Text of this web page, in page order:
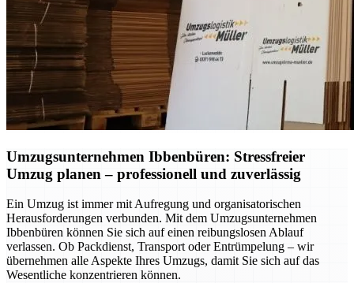
Umzugsunternehmen Ibbenbüren: Stressfreier
Umzug planen – professionell und zuverlässig
Ein Umzug ist immer mit Aufregung und organisatorischen
Herausforderungen verbunden. Mit dem Umzugsunternehmen
Ibbenbüren können Sie sich auf einen reibungslosen Ablauf
verlassen. Ob Packdienst, Transport oder Entrümpelung – wir
übernehmen alle Aspekte Ihres Umzugs, damit Sie sich auf das
Wesentliche konzentrieren können.